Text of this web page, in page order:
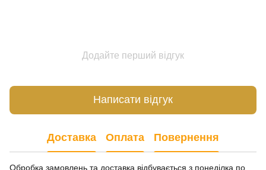
Додайте перший відгук
Написати відгук
Доставка Оплата Повернення
Обробка замовлень та доставка відбувається з понеділка по